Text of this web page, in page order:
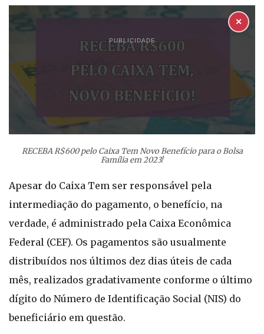
PUBLICIDADE
✕
RECEBA R$600 pelo Caixa Tem Novo Benefício para o Bolsa
Família em 2023!
Apesar do Caixa Tem ser responsável pela
intermediação do pagamento, o benefício, na
verdade, é administrado pela Caixa Econômica
Federal (CEF). Os pagamentos são usualmente
distribuídos nos últimos dez dias úteis de cada
mês, realizados gradativamente conforme o último
dígito do Número de Identificação Social (NIS) do
beneficiário em questão.